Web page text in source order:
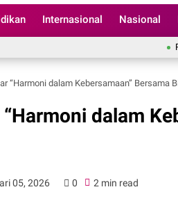
Internasional Nasional
Ribuan
“Harmoni dalam Kebersamaan” Bersama
dalam
05, 2026 0 2 min read